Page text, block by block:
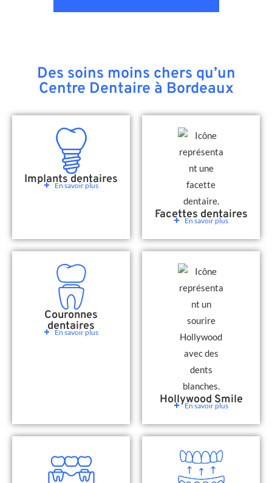
Des soins moins chers qu’un
Centre Dentaire à Bordeaux
Implants dentaires
En savoir plus
Facettes dentaires
En savoir plus
Couronnes
dentaires
En savoir plus
Hollywood Smile
En savoir plus